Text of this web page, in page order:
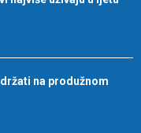
na produžnom